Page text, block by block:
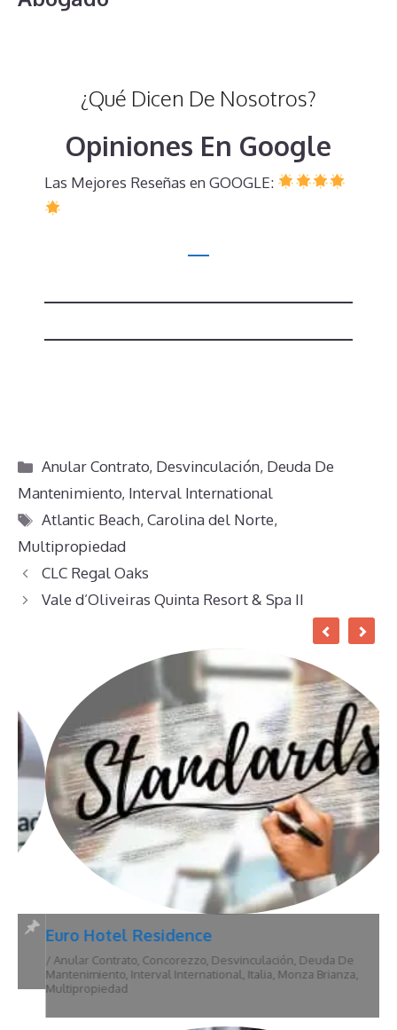
¿Qué Dicen De Nosotros?
Opiniones En Google
Las Mejores Reseñas en GOOGLE:
Categorías
Anular Contrato, Desvinculación, Deuda De
Mantenimiento, Interval International
Etiquetas
Atlantic Beach,Carolina del Norte,
Multipropiedad
CLC Regal Oaks
Vale d’Oliveiras Quinta Resort & Spa II
Euro Hotel Residence
Anular Contrato,Concorezzo,Desvinculación,Deuda De
Mantenimiento,Interval International,Italia ,Monza Brianza,
Multipropiedad